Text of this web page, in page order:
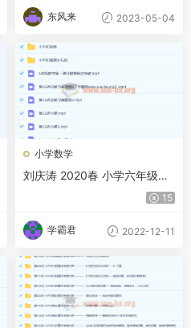
东风来 2023-05-04
小学数学
刘庆涛 2020春 小学六年级数
15
学霸君 2022-12-11